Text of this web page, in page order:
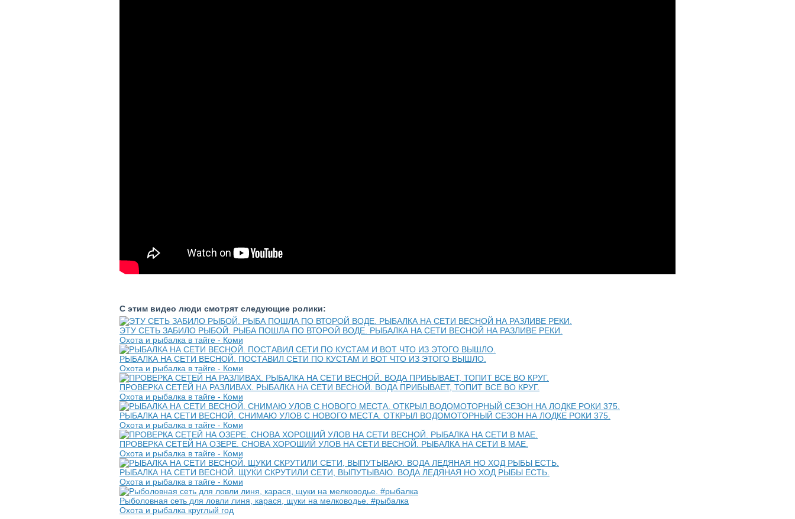
С этим видео люди смотрят следующие ролики:
ЭТУ СЕТЬ ЗАБИЛО РЫБОЙ. РЫБА ПОШЛА ПО ВТОРОЙ ВОДЕ. РЫБАЛКА НА СЕТИ ВЕСНОЙ НА РАЗЛИВЕ РЕКИ.
Охота и рыбалка в тайге - Коми
РЫБАЛКА НА СЕТИ ВЕСНОЙ. ПОСТАВИЛ СЕТИ ПО КУСТАМ И ВОТ ЧТО ИЗ ЭТОГО ВЫШЛО.
Охота и рыбалка в тайге - Коми
ПРОВЕРКА СЕТЕЙ НА РАЗЛИВАХ. РЫБАЛКА НА СЕТИ ВЕСНОЙ. ВОДА ПРИБЫВАЕТ, ТОПИТ ВСЕ ВО КРУГ.
Охота и рыбалка в тайге - Коми
РЫБАЛКА НА СЕТИ ВЕСНОЙ. СНИМАЮ УЛОВ С НОВОГО МЕСТА. ОТКРЫЛ ВОДОМОТОРНЫЙ СЕЗОН НА ЛОДКЕ РОКИ 375.
Охота и рыбалка в тайге - Коми
ПРОВЕРКА СЕТЕЙ НА ОЗЕРЕ. СНОВА ХОРОШИЙ УЛОВ НА СЕТИ ВЕСНОЙ. РЫБАЛКА НА СЕТИ В МАЕ.
Охота и рыбалка в тайге - Коми
РЫБАЛКА НА СЕТИ ВЕСНОЙ. ЩУКИ СКРУТИЛИ СЕТИ, ВЫПУТЫВАЮ. ВОДА ЛЕДЯНАЯ НО ХОД РЫБЫ ЕСТЬ.
Охота и рыбалка в тайге - Коми
Рыболовная сеть для ловли линя, карася, щуки на мелководье. #рыбалка
Охота и рыбалка круглый год